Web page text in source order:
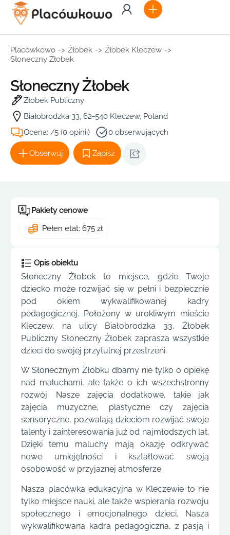
Placówkowo -> Żłobek -> Żłobek Kleczew ->
Słoneczny Żłobek
Słoneczny Żłobek
Żłobek Publiczny
Białobrodzka 33, 62-540 Kleczew, Poland
Ocena: /5 (0 opinii)
0 obserwujących
Obserwuj Zapisz
Pakiety cenowe
Pełen etat: 675 zł
Opis obiektu
Słoneczny Żłobek to miejsce, gdzie Twoje
dziecko może rozwijać się w pełni i bezpiecznie
pod okiem wykwalifikowanej kadry
pedagogicznej. Położony w urokliwym mieście
Kleczew, na ulicy Białobrodzka 33, Żłobek
Publiczny Słoneczny Żłobek zaprasza wszystkie
dzieci do swojej przytulnej przestrzeni.
W Słonecznym Żłobku dbamy nie tylko o opiekę
nad maluchami, ale także o ich wszechstronny
rozwój. Nasze zajęcia dodatkowe, takie jak
zajęcia muzyczne, plastyczne czy zajęcia
sensoryczne, pozwalają dzieciom rozwijać swoje
talenty i zainteresowania już od najmłodszych lat.
Dzięki temu maluchy mają okazję odkrywać
nowe umiejętności i kształtować swoją
osobowość w przyjaznej atmosferze.
Nasza placówka edukacyjna w Kleczewie to nie
tylko miejsce nauki, ale także wspierania rozwoju
społecznego i emocjonalnego dzieci. Nasza
wykwalifikowana kadra pedagogiczna, z pasją i